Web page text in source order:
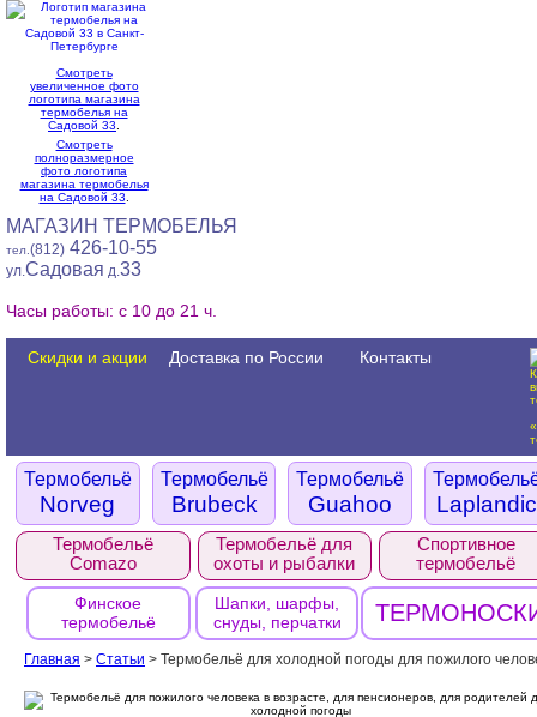
Смотреть
увеличенное фото
логотипа магазина
термобелья на
Садовой 33
Смотреть
полноразмерное
фото логотипа
магазина термобелья
на Садовой 33
МАГАЗИН ТЕРМОБЕЛЬЯ
тел. (812) 426-10-55
ул.Садовая д.33
Часы работы: с 10 до 21 ч.
Скидки и акции Доставка по России Контакты
Термобельё
Comazo
Термобельё для
охоты и рыбалки
Спортивное
термобельё
Финское
термобельё
Шапки, шарфы,
снуды, перчатки
Главная > Статьи > Термобельё для холодной погоды для пожилого
Термобельё
Norveg
Термобельё
Brubeck
Термобельё
Guahoo Laplandic